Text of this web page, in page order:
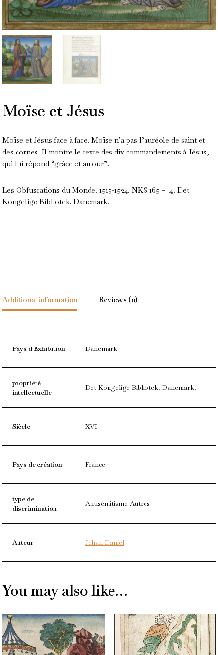
Moïse et Jésus
Moïse et Jésus face à face. Moïse n’a pas l’auréole de saint et
des cornes. Il montre le texte des dix commandements à Jésus,
qui lui répond “grâce et amour”.
Les Obfuscations du Monde. 1515-1524. NKS 165 – 4. Det
Kongelige Bibliotek. Danemark.
Additional information Reviews (0)
Pays d'Exhibition Danemark
propriété
intellectuelle
Det Kongelige Bibliotek. Danemark.
Siècle XVI
Pays de création France
type de
discrimination
Antisémitisme-Autres
Auteur Jehan Daniel
You may also like…